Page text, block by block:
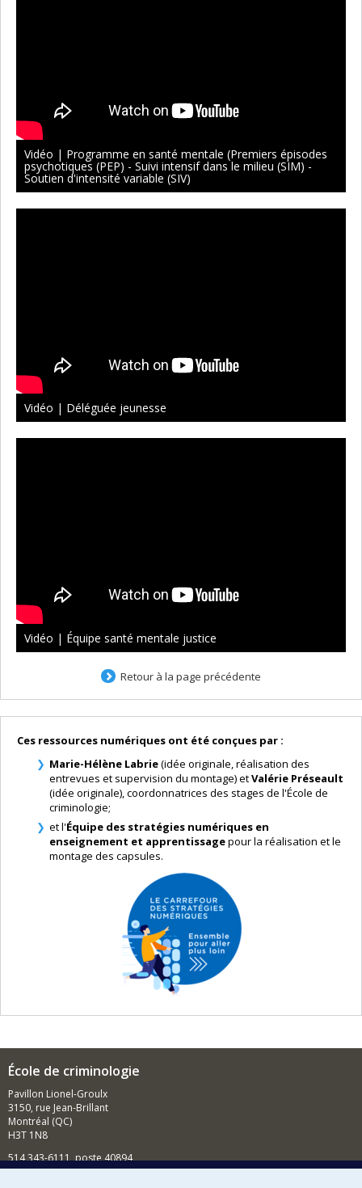
Vidéo | Programme en santé mentale (Premiers épisodes
psychotiques (PEP) - Suivi intensif dans le milieu (SIM) -
Soutien d'intensité variable (SIV)
Vidéo | Déléguée jeunesse
Vidéo | Équipe santé mentale justice
Retour à la page précédente
Ces ressources numériques ont été conçues par :
Marie-Hélène Labrie(idée originale, réalisation des
entrevues et supervision du montage) etValérie Préseault
(idée originale), coordonnatrices des stages de l'École de
criminologie;
et l'Équipe des stratégies numériques en
enseignement et apprentissagepour la réalisation et le
montage des capsules.
École de criminologie
Pavillon Lionel-Groulx
3150, rue Jean-Brillant
Montréal (QC)
H3T 1N8
514 343-6111, poste 40894